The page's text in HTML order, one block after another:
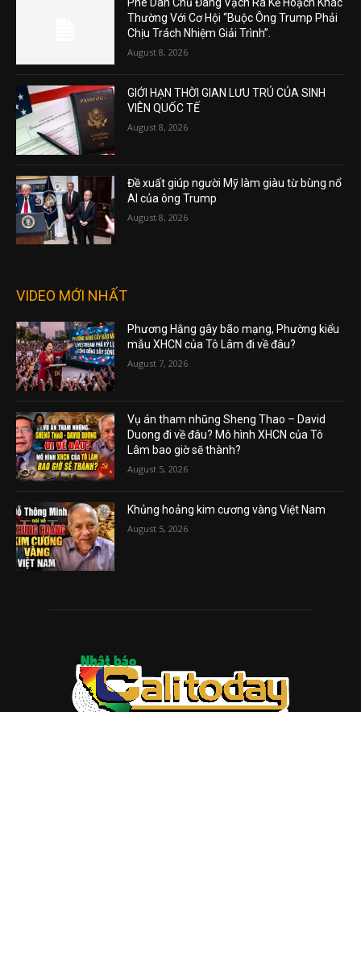
Phe Dân Chủ Đang Vạch Ra Kế Hoạch Khác
Thường Với Cơ Hội “Buộc Ông Trump Phải
Chịu Trách Nhiệm Giải Trình”.
August 8, 2026
GIỚI HẠN THỜI GIAN LƯU TRÚ CỦA SINH
VIÊN QUỐC TẾ
August 8, 2026
Đề xuất giúp người Mỹ làm giàu từ bùng nổ
AI của ông Trump
August 8, 2026
VIDEO MỚI NHẤT
Phương Hằng gây bão mạng, Phường kiểu
mẫu XHCN của Tô Lâm đi về đâu?
August 7, 2026
Vụ án tham nhũng Sheng Thao – David
Duong đi về đâu? Mô hình XHCN của Tô
Lâm bao giờ sẽ thành?
August 5, 2026
Khủng hoảng kim cương vàng Việt Nam
August 5, 2026